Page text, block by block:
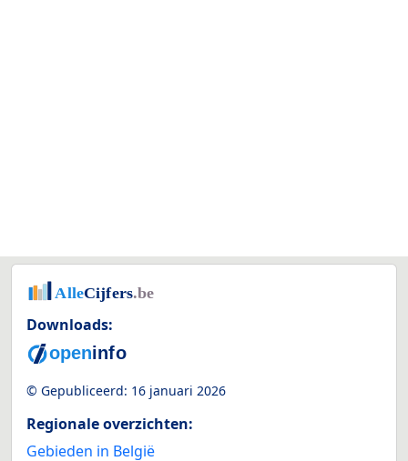
Downloads:
© Gepubliceerd: 16 januari 2026
Regionale overzichten:
Gebieden in België